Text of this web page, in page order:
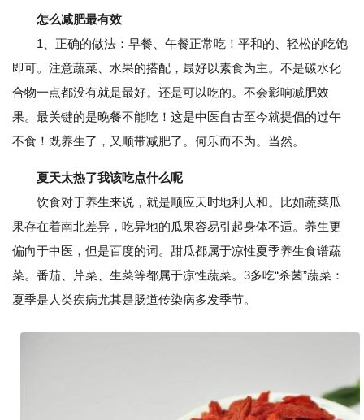
怎么减肥最有效
1、正确的做法：早餐、午餐正常吃！平和的、轻松的吃饱
即可。注意蔬菜、水果的搭配，最好以素食为主。不是碳水化
合物一点都没有就是最好。还是可以吃的。不会影响减肥效
果。最关键的是晚餐不能吃！这是中医自古至今就提倡的过午
不食！既养生了，又顺带减肥了。何乐而不为。当然。
夏天太热了我该吃点什么呢
饮食对于养生来说，就是顺应天时地利人和。比如蔬菜瓜
果存在着南北差异，吃异地的瓜果容易引起身体不适。养生更
偏向于中医，但是百度的词。甜瓜都属于凉性夏季养生食谱蔬
菜。番茄、芹菜、生菜等都属于凉性蔬菜。3多吃“杀菌”蔬菜：
夏季是人类疾病尤其是肠道传染病多发季节。